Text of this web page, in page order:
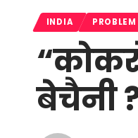
INDIA PROBLEM
बेचैनी